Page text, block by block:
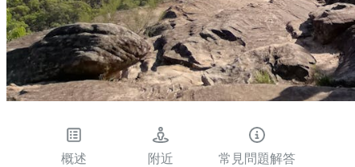
概述 附近 常見問題解答